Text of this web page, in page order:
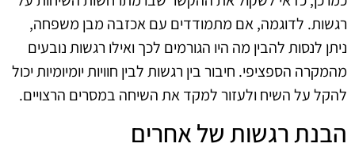
רגשות. לדוגמה, אם מתמודדים עם אכזבה מבן משפחה,
ניתן לנסות להבין מה היו הגורמים לכך ואילו רגשות נובעים
מהמקרה הספציפי. חיבור בין רגשות לבין חוויות יומיומיות יכול
להקל על השיח ולעזור למקד את השיחה במסרים הרצויים.
הבנת רגשות של אחרים